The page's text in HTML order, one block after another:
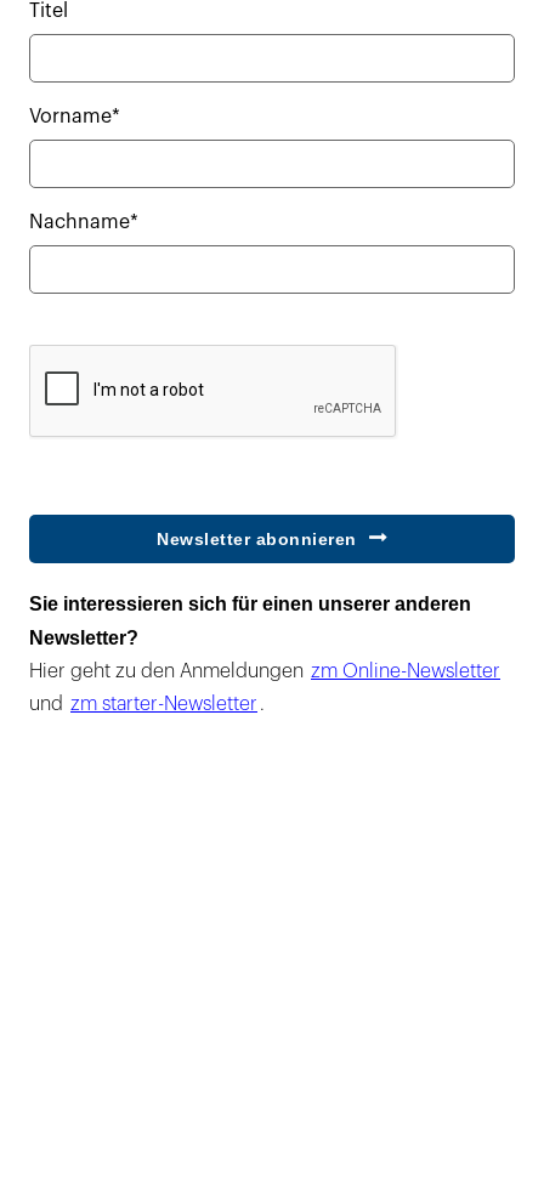
Titel
Vorname*
Nachname*
Newsletter abonnieren
Sie interessieren sich für einen unserer anderen
Newsletter?
Hier geht zu den Anmeldungen zm Online-Newsletter
und zm starter-Newsletter .